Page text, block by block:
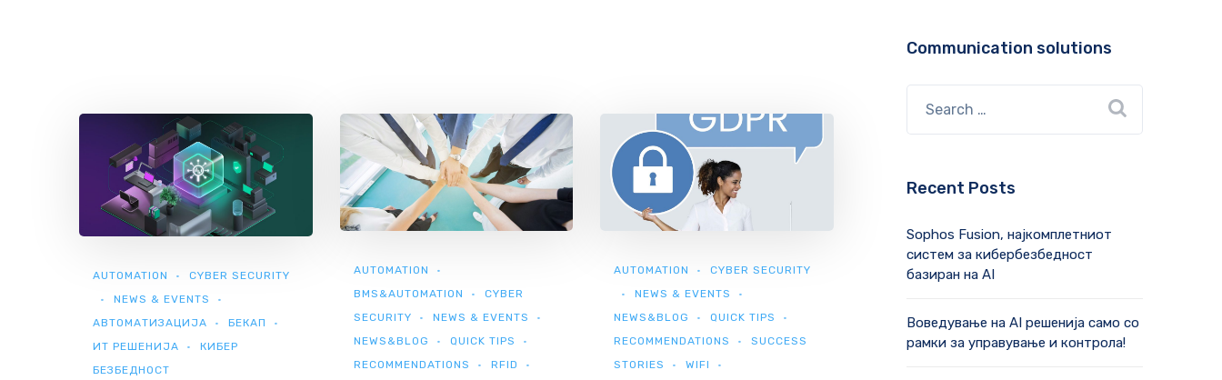
AUTOMATION
CYBER SECURITY
NEWS & EVENTS
АВТОМАТИЗАЦИЈА
БЕКАП
ИТ РЕШЕНИЈА
КИБЕР
БЕЗБЕДНОСТ
AUTOMATION
BMS&AUTOMATION
CYBER
SECURITY
NEWS & EVENTS
NEWS&BLOG
QUICK TIPS
RECOMMENDATIONS
RFID
AUTOMATION
CYBER SECURITY
NEWS & EVENTS
NEWS&BLOG
QUICK TIPS
RECOMMENDATIONS
SUCCESS
STORIES
WIFI
Communication solutions
Recent Posts
Sophos Fusion, најкомплетниот
систем за кибербезбедност
базиран на AI
Воведување на AI решенија само со
рамки за управување и контрола!